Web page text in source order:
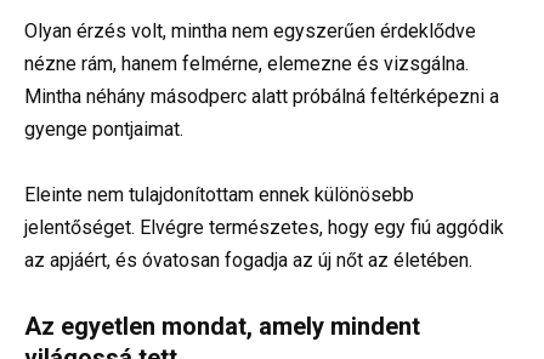
Olyan érzés volt, mintha nem egyszerűen érdeklődve
nézne rám, hanem felmérne, elemezne és vizsgálna.
Mintha néhány másodperc alatt próbálná feltérképezni a
gyenge pontjaimat.
Eleinte nem tulajdonítottam ennek különösebb
jelentőséget. Elvégre természetes, hogy egy fiú aggódik
az apjáért, és óvatosan fogadja az új nőt az életében.
Az egyetlen mondat, amely mindent